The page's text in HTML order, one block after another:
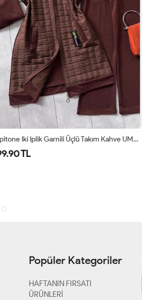
Kapitone Iki Iplik Garnili Üçlü Takım Kahve UMS5007
TL
Popüler Kategoriler
HAFTANIN FIRSATI
ÜRÜNLERİ